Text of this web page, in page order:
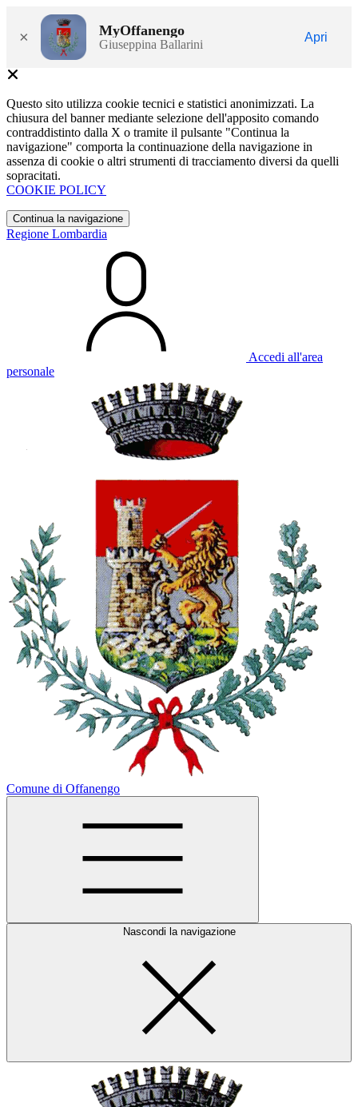
× MyOffanengo
Giuseppina Ballarini
Apri
Questo sito utilizza cookie tecnici e statistici anonimizzati. La
chiusura del banner mediante selezione dell'apposito comando
contraddistinto dalla X o tramite il pulsante "Continua la
navigazione" comporta la continuazione della navigazione in
assenza di cookie o altri strumenti di tracciamento diversi da quelli
sopracitati.
COOKIE POLICY
Continua la navigazione
Regione Lombardia
Accedi all'area
personale
Comune di Offanengo
Nascondi la navigazione